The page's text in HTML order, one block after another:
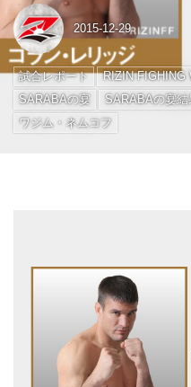
2015-12-29
試合レポート
RIZIN FIGHING
SARABAの宴
SARABAの宴結
ワジム・ネムコフ